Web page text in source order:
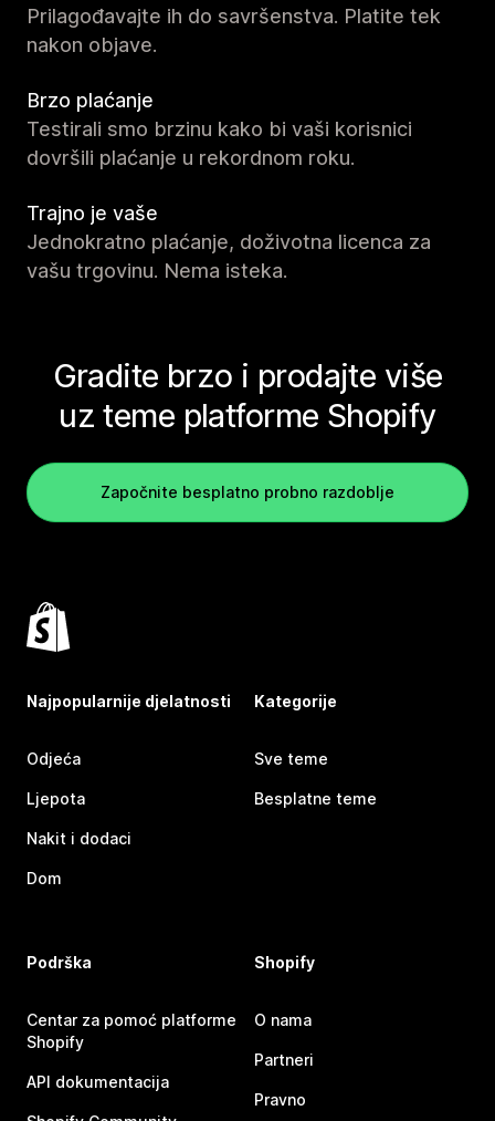
Prilagođavajte ih do savršenstva. Platite tek
nakon objave.
Brzo plaćanje
Testirali smo brzinu kako bi vaši korisnici
dovršili plaćanje u rekordnom roku.
Trajno je vaše
Jednokratno plaćanje, doživotna licenca za
vašu trgovinu. Nema isteka.
Gradite brzo i prodajte više
uz teme platforme Shopify
Započnite besplatno probno razdoblje
Najpopularnije djelatnosti
Odjeća
Ljepota
Nakit i dodaci
Dom
Kategorije
Sve teme
Besplatne teme
Podrška
Centar za pomoć platforme
Shopify
API dokumentacija
Shopify
O nama
Partneri
Pravno